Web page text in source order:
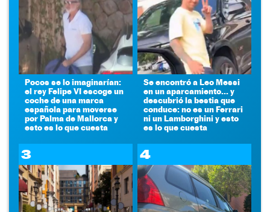
Pocos se lo imaginarían:
el rey Felipe VI escoge un
coche de una marca
española para moverse
por Palma de Mallorca y
esto es lo que cuesta
Se encontró a Leo Messi
en un aparcamiento... y
descubrió la bestia que
conduce: no es un Ferrari
ni un Lamborghini y esto
es lo que cuesta
3 4